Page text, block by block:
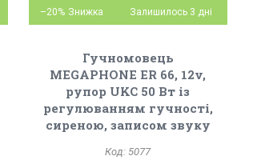
–20% Залишилось 3 дні
Гучномовець
MEGAPHONE ER 66, 12v,
рупор UKC 50 Вт із
регулюванням гучності,
сиреною, записом звуку
5077